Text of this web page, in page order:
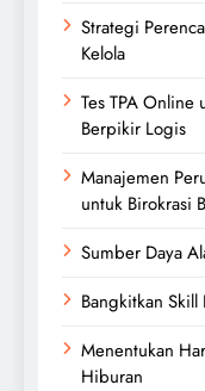
Strategi
Kelola
Tes TPA
Berpikir Logis
Manajemen
untuk Birokrasi
Sumber Daya
Bangkitkan
Menentukan
Hiburan